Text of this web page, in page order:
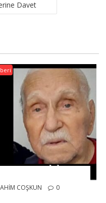
Davet
COŞKUN
0